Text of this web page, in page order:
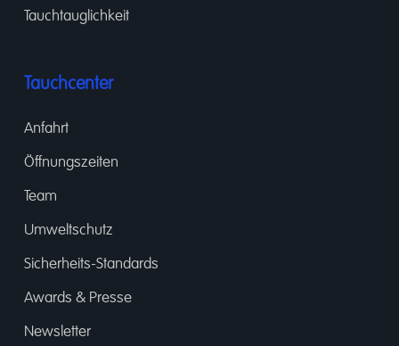
Tauchtauglichkeit
Tauchcenter
Anfahrt
Öffnungszeiten
Team
Umweltschutz
Sicherheits-Standards
Awards & Presse
Newsletter